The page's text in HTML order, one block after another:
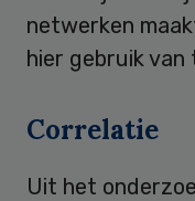
netwerken
hier gebruik
Correlatie
Uit het